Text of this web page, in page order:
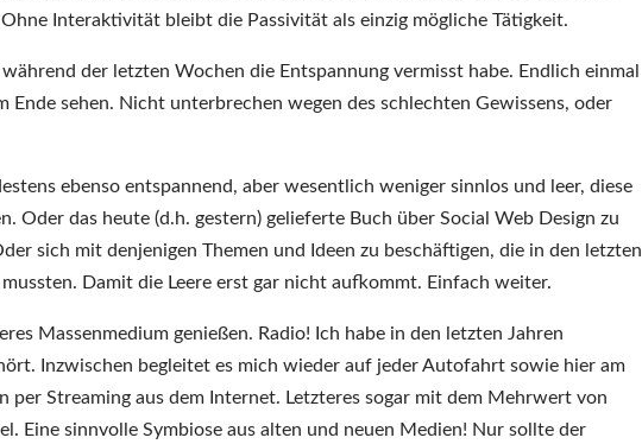
Interaktivität bleibt die Passivität als einzig mögliche Tätigkeit.
der letzten Wochen die Entspannung vermisst habe. Endlich einmal
Ende sehen. Nicht unterbrechen wegen des schlechten Gewissens, oder
ebenso entspannend, aber wesentlich weniger sinnlos und leer, diese
Oder das heute (d.h. gestern) gelieferte Buch über Social Web Design zu
sich mit denjenigen Themen und Ideen zu beschäftigen, die in den letzten
Damit die Leere erst gar nicht aufkommt. Einfach weiter.
Massenmedium genießen. Radio! Ich habe in den letzten Jahren
Inzwischen begleitet es mich wieder auf jeder Autofahrt sowie hier am
per Streaming aus dem Internet. Letzteres sogar mit dem Mehrwert von
Eine sinnvolle Symbiose aus alten und neuen Medien! Nur sollte der